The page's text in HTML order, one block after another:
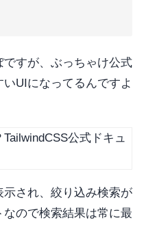
すが、ぶっちゃけ公式
UIになってるんですよ
され、絞り込み検索が
ので検索結果は常に最